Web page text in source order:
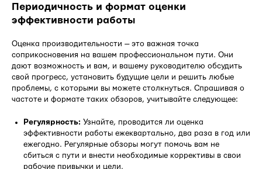
Периодичность и формат оценки
эффективности работы
Оценка производительности — это важная точка
соприкосновения на вашем профессиональном пути. Они
дают возможность и вам, и вашему руководителю обсудить
свой прогресс, установить будущие цели и решить любые
проблемы, с которыми вы можете столкнуться. Спрашивая о
частоте и формате таких обзоров, учитывайте следующее:
Регулярность: Узнайте, проводится ли оценка
эффективности работы ежеквартально, два раза в год или
ежегодно. Регулярные обзоры могут помочь вам не
сбиться с пути и внести необходимые коррективы в свои
рабочие привычки и цели.